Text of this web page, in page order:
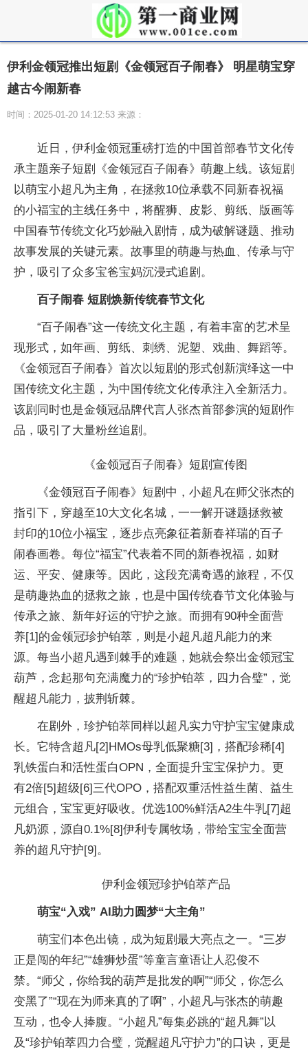
伊利金领冠推出短剧《金领冠百子闹春》 明星萌宝穿
越古今闹新春
时间：2025-01-20 14:12:53 来源：
近日，伊利金领冠重磅打造的中国首部春节文化传
承主题亲子短剧《金领冠百子闹春》萌趣上线。该短剧
以萌宝小超凡为主角，在拯救10位承载不同新春祝福
的小福宝的主线任务中，将醒狮、皮影、剪纸、版画等
中国春节传统文化巧妙融入剧情，成为破解谜题、推动
故事发展的关键元素。故事里的萌趣与热血、传承与守
护，吸引了众多宝爸宝妈沉浸式追剧。
百子闹春 短剧焕新传统春节文化
“百子闹春”这一传统文化主题，有着丰富的艺术呈
现形式，如年画、剪纸、刺绣、泥塑、戏曲、舞蹈等。
《金领冠百子闹春》首次以短剧的形式创新演绎这一中
国传统文化主题，为中国传统文化传承注入全新活力。
该剧同时也是金领冠品牌代言人张杰首部参演的短剧作
品，吸引了大量粉丝追剧。
《金领冠百子闹春》短剧宣传图
《金领冠百子闹春》短剧中，小超凡在师父张杰的
指引下，穿越至10大文化名城，一一解开谜题拯救被
封印的10位小福宝，逐步点亮象征着新春祥瑞的百子
闹春画卷。每位“福宝”代表着不同的新春祝福，如财
运、 平安、健康等。因此，这段充满奇遇的旅程，不仅
是萌趣热血的拯救之旅，也是中国传统春节文化体验与
传承之旅、新年好运的守护之旅。而拥有90种全面营
养[1]的金领冠珍护铂萃，则是小超凡超凡能力的来
源。每当小超凡遇到棘手的难题，她就会祭出金领冠宝
葫芦，念起那句充满魔力的“珍护铂萃，四力合璧”，觉
醒超凡能力，披荆斩棘。
在剧外，珍护铂萃同样以超凡实力守护宝宝健康成
长。它特含超凡[2]HMOs母乳低聚糖[3]，搭配珍稀[4]
乳铁蛋白和活性蛋白OPN，全面提升宝宝保护力。更
有2倍[5]超级[6]三代OPO，搭配双重活性益生菌、益生
元组合，宝宝更好吸收。优选100%鲜活A2生牛乳[7]超
凡奶源，源自0.1%[8]伊利专属牧场，带给宝宝全面营
养的超凡守护[9]。
伊利金领冠珍护铂萃产品
萌宝“入戏” AI助力圆梦“大主角”
萌宝们本色出镜，成为短剧最大亮点之一。“三岁
正是闯的年纪”“雄狮炒蛋”等童言童语让人忍俊不
禁。“师父，你给我的葫芦是批发的啊”“师父，你怎么
变黑了”“现在为师来真的了啊”，小超凡与张杰的萌趣
互动，也令人捧腹。“小超凡”每集必跳的“超凡舞”以
及“珍护铂萃四力合璧，觉醒超凡守护力”的口诀，更是